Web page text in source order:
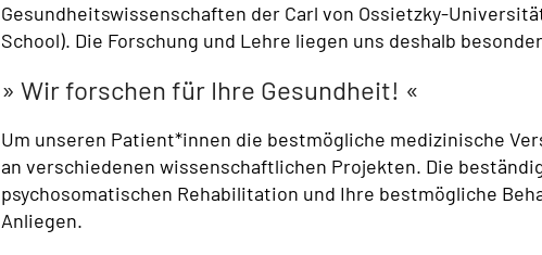
Gesundheitswissenschaften der Carl von Ossietzky-
School). Die Forschung und Lehre liegen uns deshalb
Wir forschen für Ihre Gesundheit!
Um unseren Patient*innen die bestmögliche medizinische
an verschiedenen wissenschaftlichen Projekten. Die
psychosomatischen Rehabilitation und Ihre bestmögliche
Anliegen.